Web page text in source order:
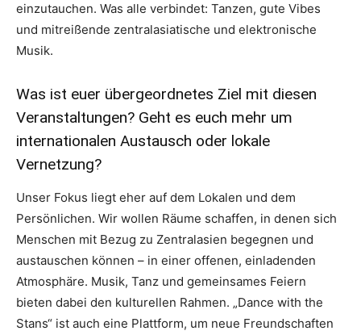
einzutauchen. Was alle verbindet: Tanzen, gute Vibes
und mitreißende zentralasiatische und elektronische
Musik.
Was ist euer übergeordnetes Ziel mit diesen
Veranstaltungen? Geht es euch mehr um
internationalen Austausch oder lokale
Vernetzung?
Unser Fokus liegt eher auf dem Lokalen und dem
Persönlichen. Wir wollen Räume schaffen, in denen sich
Menschen mit Bezug zu Zentralasien begegnen und
austauschen können – in einer offenen, einladenden
Atmosphäre. Musik, Tanz und gemeinsames Feiern
bieten dabei den kulturellen Rahmen. „Dance with the
Stans“ ist auch eine Plattform, um neue Freundschaften